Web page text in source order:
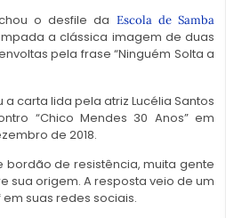
o desfile da Escola de Samba
a clássica imagem de duas
pela frase “Ninguém Solta a
carta lida pela atriz Lucélia Santos
“Chico Mendes 30 Anos” em
de 2018.
bordão de resistência, muita gente
sua origem. A resposta veio de um
suas redes sociais.